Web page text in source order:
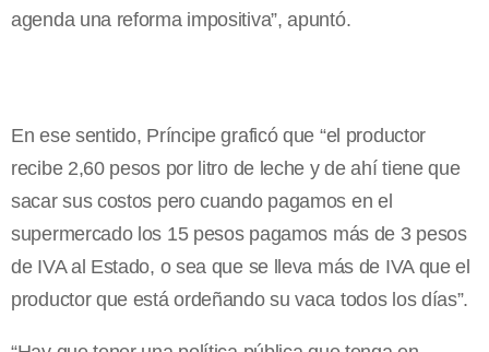
agenda una reforma impositiva”, apuntó.
En ese sentido, Príncipe graficó que “el productor
recibe 2,60 pesos por litro de leche y de ahí tiene que
sacar sus costos pero cuando pagamos en el
supermercado los 15 pesos pagamos más de 3 pesos
de IVA al Estado, o sea que se lleva más de IVA que el
productor que está ordeñando su vaca todos los días”.